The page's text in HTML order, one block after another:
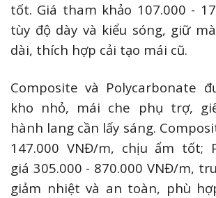
tốt. Giá tham khảo 107.000 -
tùy độ dày và kiểu sóng, giữ
dài, thích hợp cải tạo mái cũ.
Composite và Polycarbonate
kho nhỏ, mái che phụ trợ,
hành lang cần lấy sáng.
147.000 VNĐ/m, chịu ẩm tốt;
giá 305.000 - 870.000 VNĐ/m,
giảm nhiệt và an toàn, phù